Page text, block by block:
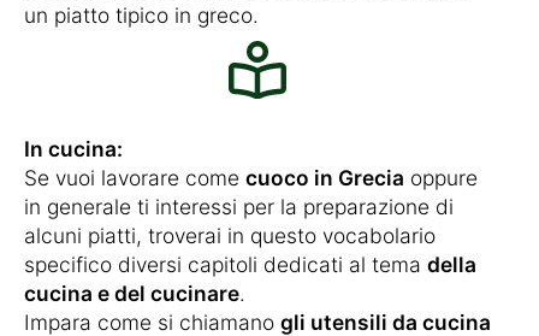
un piatto tipico in greco.
In cucina:
Se vuoi lavorare come cuoco in Grecia oppure
in generale ti interessi per la preparazione di
alcuni piatti, troverai in questo vocabolario
specifico diversi capitoli dedicati al tema della
cucina e del cucinare.
Impara come si chiamano gli utensili da cucina